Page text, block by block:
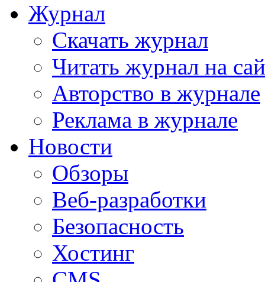
Журнал
Скачать журнал
Читать журнал на
Авторство в журнале
Реклама в журнале
Новости
Обзоры
Веб-разработки
Безопасность
Хостинг